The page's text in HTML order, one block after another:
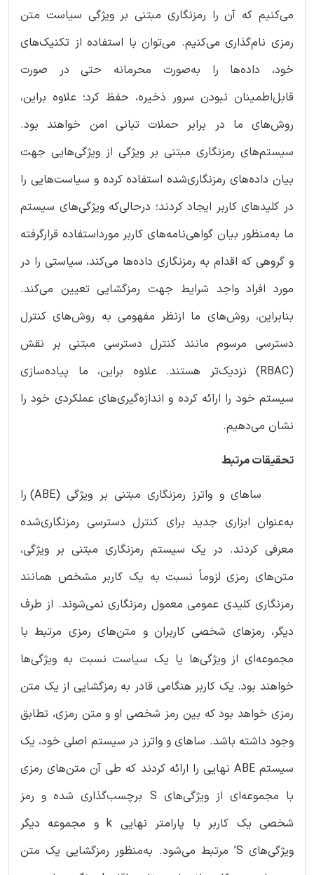
می‌کنیم که آن را رمزنگاری مبتنی بر ویژگی سیاست متن
رمزی نام‌گذاری می‌کنیم. می‌توان با استفاده از تکنیک‌های
خود، داده‌ها را به‌صورت محرمانه حتی در صورت
قابل‌اطمینان نبودن سرور ذخیره، حفظ کرد؛ علاوه براین،
روش‌های ما در برابر حملات تبانی امن خواهند بود.
سیستم‌های رمزنگاری مبتنی بر ویژگی از ویژگی‌هایی جهت
بیان داده‌های رمزنگاری‌شده استفاده کرده و سیاست‌هایی را
در کلیدهای کاربر ایجاد کردند؛ درحالی‌که ویژگی‌های سیستم
ما به‌منظور بیان گواهی‌نامه‌های کاربر مورداستفاده قرارگرفته
و گروهی که اقدام به رمزنگاری داده‌ها می‌کند، سیاستی را در
مورد افراد واجد شرایط جهت رمزگشایی تعیین می‌کند.
بنابراین، روش‌های ما ازنظر مفهومی به روش‌های کنترل
دسترسی مرسوم مانند کنترل دسترسی مبتنی بر نقش
(RBAC) نزدیک‌تر هستند. علاوه براین، ما پیاده‌سازی
سیستم خود را ارائه کرده و اندازه‌گیری‌های عملکردی خود را
نشان می‌دهیم.
تحقیقات مرتبط
ساهای و واترز رمزنگاری مبتنی بر ویژگی (ABE) را
به‌عنوان ابزاری جدید برای کنترل دسترسی رمزنگاری‌شده
معرفی کردند. در یک سیستم رمزنگاری مبتنی بر ویژگی،
متن‌های رمزی لزوماً نسبت به یک کاربر مشخص همانند
رمزنگاری کلیدی عمومی معمول رمزنگاری نمی‌شوند. از طرف
دیگر، رمزهای شخصی کاربران و متن‌های رمزی مرتبط با
مجموعه‌ای از ویژگی‌ها یا یک سیاست نسبت به ویژگی‌ها
خواهند بود. یک کاربر هنگامی قادر به رمزگشایی از یک متن
رمزی خواهد بود که بین رمز شخصی او و متن رمزی، تطابق
وجود داشته باشد. ساهای و واترز در سیستم اصلی خود، یک
سیستم ABE نهایی را ارائه کردند که طی آن متن‌های رمزی
با مجموعه‌ای از ویژگی‌های S برچسب‌گذاری شده و رمز
شخصی یک کاربر با پارامتر نهایی k و مجموعه دیگر
ویژگی‌های S’ مرتبط می‌شود. به‌منظور رمزگشایی یک متن